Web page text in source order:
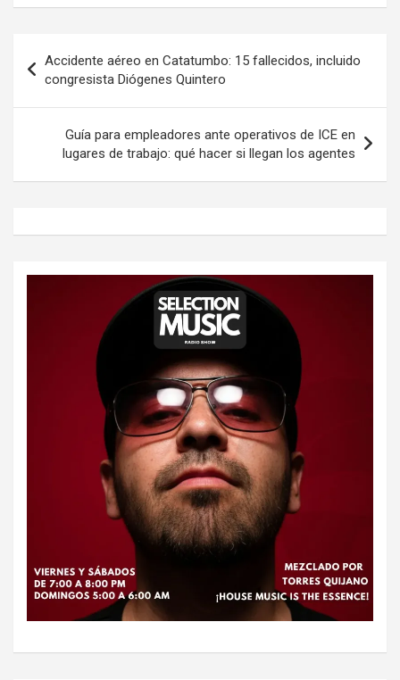
de
entradas
Accidente aéreo en Catatumbo: 15 fallecidos, incluido
congresista Diógenes Quintero
Guía para empleadores ante operativos de ICE en
lugares de trabajo: qué hacer si llegan los agentes